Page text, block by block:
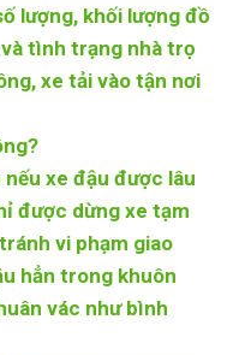
lượng, khối lượng đồ
tình trạng nhà trọ
xe tải vào tận nơi
nếu xe đậu được lâu
được dừng xe tạm
vi phạm giao
hẳn trong khuôn
vác như bình